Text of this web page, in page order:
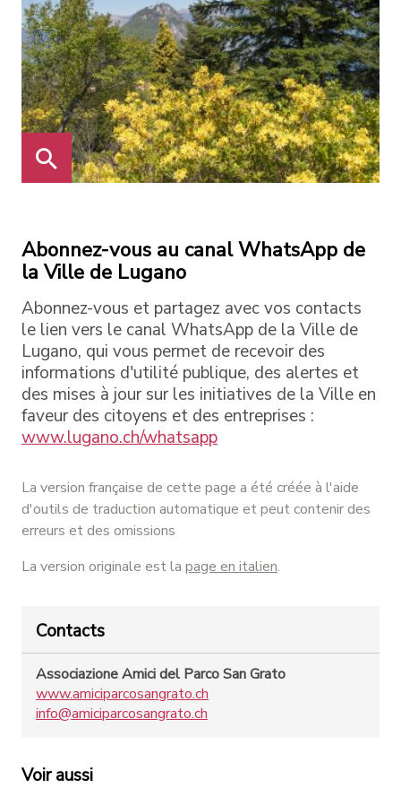
Abonnez-vous au canal WhatsApp de
la Ville de Lugano
Abonnez-vous et partagez avec vos contacts
le lien vers le canal WhatsApp de la Ville de
Lugano, qui vous permet de recevoir des
informations d'utilité publique, des alertes et
des mises à jour sur les initiatives de la Ville en
faveur des citoyens et des entreprises :
www.lugano.ch/whatsapp
La version française de cette page a été créée à l'aide
d'outils de traduction automatique et peut contenir des
erreurs et des omissions
La version originale est la page en italien.
Contacts
Associazione Amici del Parco San Grato
www.amiciparcosangrato.ch
info@amiciparcosangrato.ch
Voir aussi